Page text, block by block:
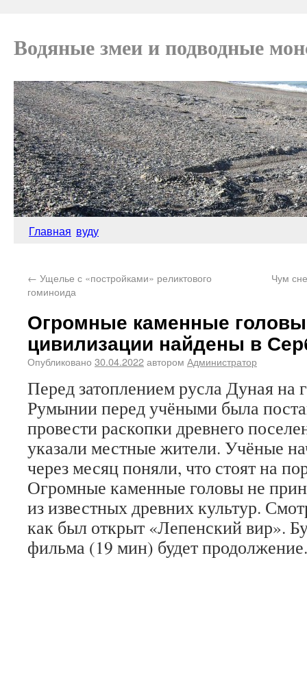
Водяные змеи и подводные
Главная вуду
← Ущелье с «постройками» реликтового
гоминоида
Чум
Огромные каменные головы
цивилизации найдены в
Опубликовано 30.04.2022автором Администратор
Перед затоплением русла Дуная на
Румынии перед учёными была
провести раскопки древнего
указали местные жители. Учёные
через месяц поняли, что стоят на
Огромные каменные головы не
из известных древних культур.
как был открыт «Лепенский вир».
фильма (19 мин) будет продолжение.